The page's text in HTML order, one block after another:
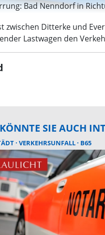
Bad Nenndorf in
zwischen Ditterke und
Lastwagen den
SIE AUCH
VERKEHRSUNFALL B65